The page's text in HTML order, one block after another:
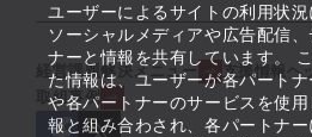
ユーザーによるサイトの利用状況
ソーシャルメディアや広告配信
ナーと情報を共有しています。
た情報は、ユーザーが各パート
や各パートナーのサービスを使
報と組み合わされ、各パートナ
経営課題解決メニュー 支援情報ヘ
取組事例